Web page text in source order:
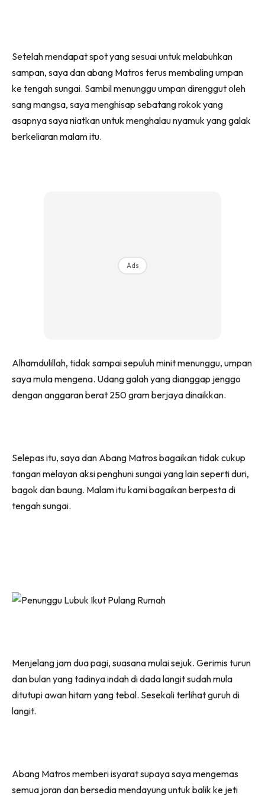
Setelah mendapat spot yang sesuai untuk melabuhkan
sampan, saya dan abang Matros terus membaling umpan
ke tengah sungai. Sambil menunggu umpan direnggut oleh
sang mangsa, saya menghisap sebatang rokok yang
asapnya saya niatkan untuk menghalau nyamuk yang galak
berkeliaran malam itu.
Ads
Alhamdulillah, tidak sampai sepuluh minit menunggu, umpan
saya mula mengena. Udang galah yang dianggap jenggo
dengan anggaran berat 250 gram berjaya dinaikkan.
Selepas itu, saya dan Abang Matros bagaikan tidak cukup
tangan melayan aksi penghuni sungai yang lain seperti duri,
bagok dan baung. Malam itu kami bagaikan berpesta di
tengah sungai.
Menjelang jam dua pagi, suasana mulai sejuk. Gerimis turun
dan bulan yang tadinya indah di dada langit sudah mula
ditutupi awan hitam yang tebal. Sesekali terlihat guruh di
langit.
Abang Matros memberi isyarat supaya saya mengemas
semua joran dan bersedia mendayung untuk balik ke jeti